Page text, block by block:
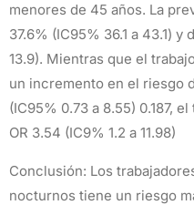
menores de 45 años. La
37.6% (IC95% 36.1 a 43.1)
13.9). Mientras que el
un incremento en el riesgo
(IC95% 0.73 a 8.55) 0.187,
OR 3.54 (IC9% 1.2 a 11.98)
Conclusión: Los
nocturnos tiene un riesgo